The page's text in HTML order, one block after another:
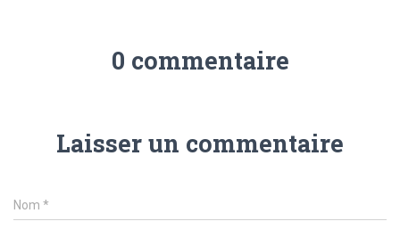
0 commentaire
Laisser un commentaire
Nom *